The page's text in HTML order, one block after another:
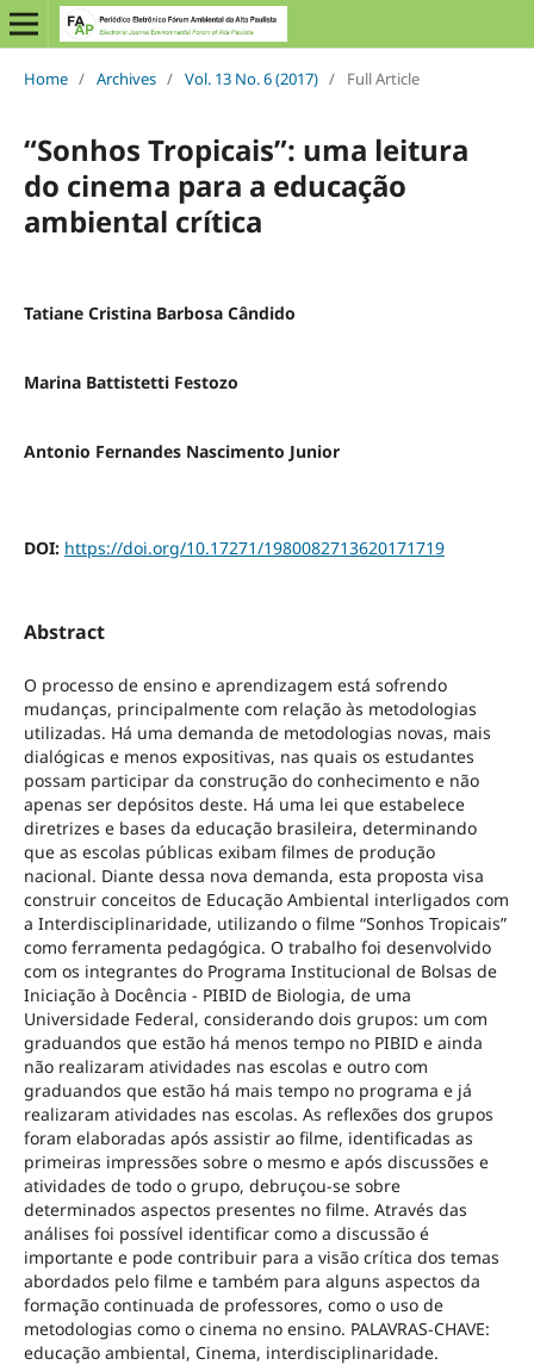
Home / Archives / Vol. 13 No. 6 (2017) / Full Article
“Sonhos Tropicais”: uma leitura
do cinema para a educação
ambiental crítica
Tatiane Cristina Barbosa Cândido
Marina Battistetti Festozo
Antonio Fernandes Nascimento Junior
DOI: https://doi.org/10.17271/1980082713620171719
Abstract
O processo de ensino e aprendizagem está sofrendo
mudanças, principalmente com relação às metodologias
utilizadas. Há uma demanda de metodologias novas, mais
dialógicas e menos expositivas, nas quais os estudantes
possam participar da construção do conhecimento e não
apenas ser depósitos deste. Há uma lei que estabelece
diretrizes e bases da educação brasileira, determinando
que as escolas públicas exibam filmes de produção
nacional. Diante dessa nova demanda, esta proposta visa
construir conceitos de Educação Ambiental interligados com
a Interdisciplinaridade, utilizando o filme “Sonhos Tropicais”
como ferramenta pedagógica. O trabalho foi desenvolvido
com os integrantes do Programa Institucional de Bolsas de
Iniciação à Docência - PIBID de Biologia, de uma
Universidade Federal, considerando dois grupos: um com
graduandos que estão há menos tempo no PIBID e ainda
não realizaram atividades nas escolas e outro com
graduandos que estão há mais tempo no programa e já
realizaram atividades nas escolas. As reflexões dos grupos
foram elaboradas após assistir ao filme, identificadas as
primeiras impressões sobre o mesmo e após discussões e
atividades de todo o grupo, debruçou-se sobre
determinados aspectos presentes no filme. Através das
análises foi possível identificar como a discussão é
importante e pode contribuir para a visão crítica dos temas
abordados pelo filme e também para alguns aspectos da
formação continuada de professores, como o uso de
metodologias como o cinema no ensino. PALAVRAS-CHAVE:
educação ambiental, Cinema, interdisciplinaridade.